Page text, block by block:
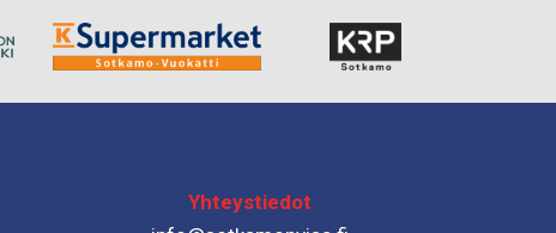
Yhteystiedot